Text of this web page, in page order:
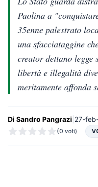
Paolina a
35enne palestrato
una sfacciataggine
creator dettano
libertà e illegalità
meritamente affonda
Di Sandro Pangrazi 27-
(0 voti)